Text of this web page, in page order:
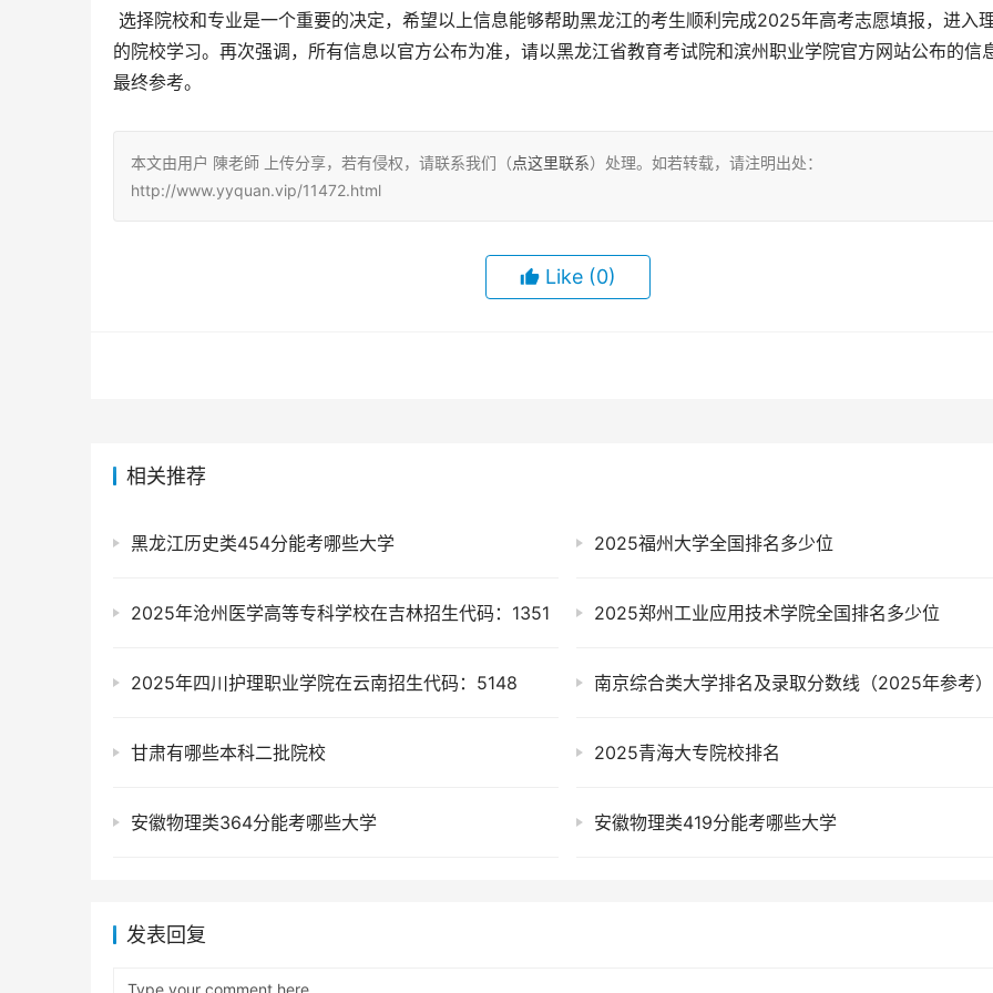
的院校学习。再次强调，所有信息以官方公布为准，请以黑龙江省教育考试院和滨州职业学院官方网站公布的信
最终参考。
本文由用户 陳老師 上传分享，若有侵权，请联系我们（点这里联系）处理。如若转载，请注明出处：
http://www.yyquan.vip/11472.html
Like (0)
相关推荐
黑龙江历史类454分能考哪些大学 2025福州大学全国排名多少位
2025年沧州医学高等专科学校在吉林招生代码：1351 2025郑州工业应用技术学院全国排名多少位
2025年四川护理职业学院在云南招生代码：5148 南京综合类大学排名及录取分数线（2025年参考）
甘肃有哪些本科二批院校 2025青海大专院校排名
安徽物理类364分能考哪些大学 安徽物理类419分能考哪些大学
发表回复